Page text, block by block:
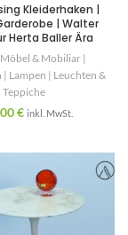
Kleiderhaken |
| Walter
Herta Baller Ära
& Mobiliar |
Lampen | Leuchten &
Teppiche
€ inkl. MwSt.